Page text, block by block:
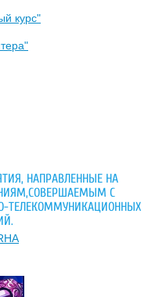
курс"
НАПРАВЛЕННЫЕ НА
С
ТЕЛЕКОММУНИКАЦИОННЫХ